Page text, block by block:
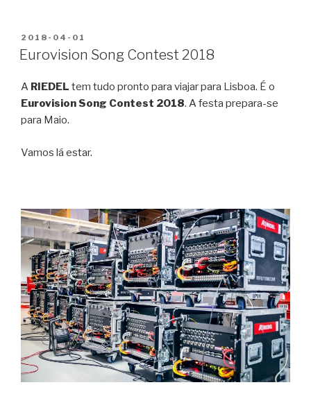
PUBLICADO
EM
2018-04-01
Eurovision Song Contest 2018
A RIEDEL tem tudo pronto para viajar para Lisboa. É o
Eurovision Song Contest 2018. A festa prepara-se
para Maio.
Vamos lá estar.